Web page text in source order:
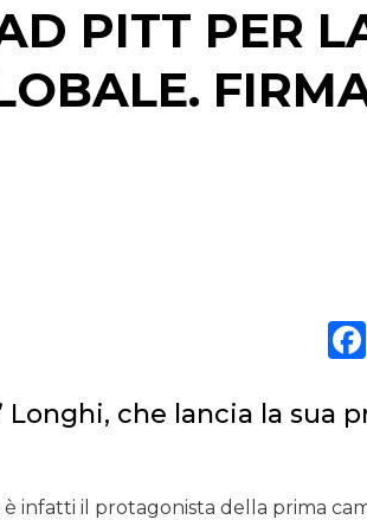
PITT PER
che lancia la sua
infatti il protagonista della prima